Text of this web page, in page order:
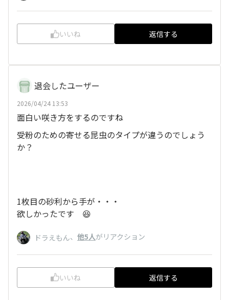
いいね 返信する
退会したユーザー
2026/04/24 13:53
面白い咲き方をするのですね
受粉のための寄せる昆虫のタイプが違うのでしょう
か？
1枚目の砂利から手が・・・
欲しかったです 😆
ドラえもん、 他5人がリアクション
いいね 返信する